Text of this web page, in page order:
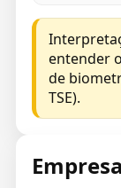
entender
de
TSE).